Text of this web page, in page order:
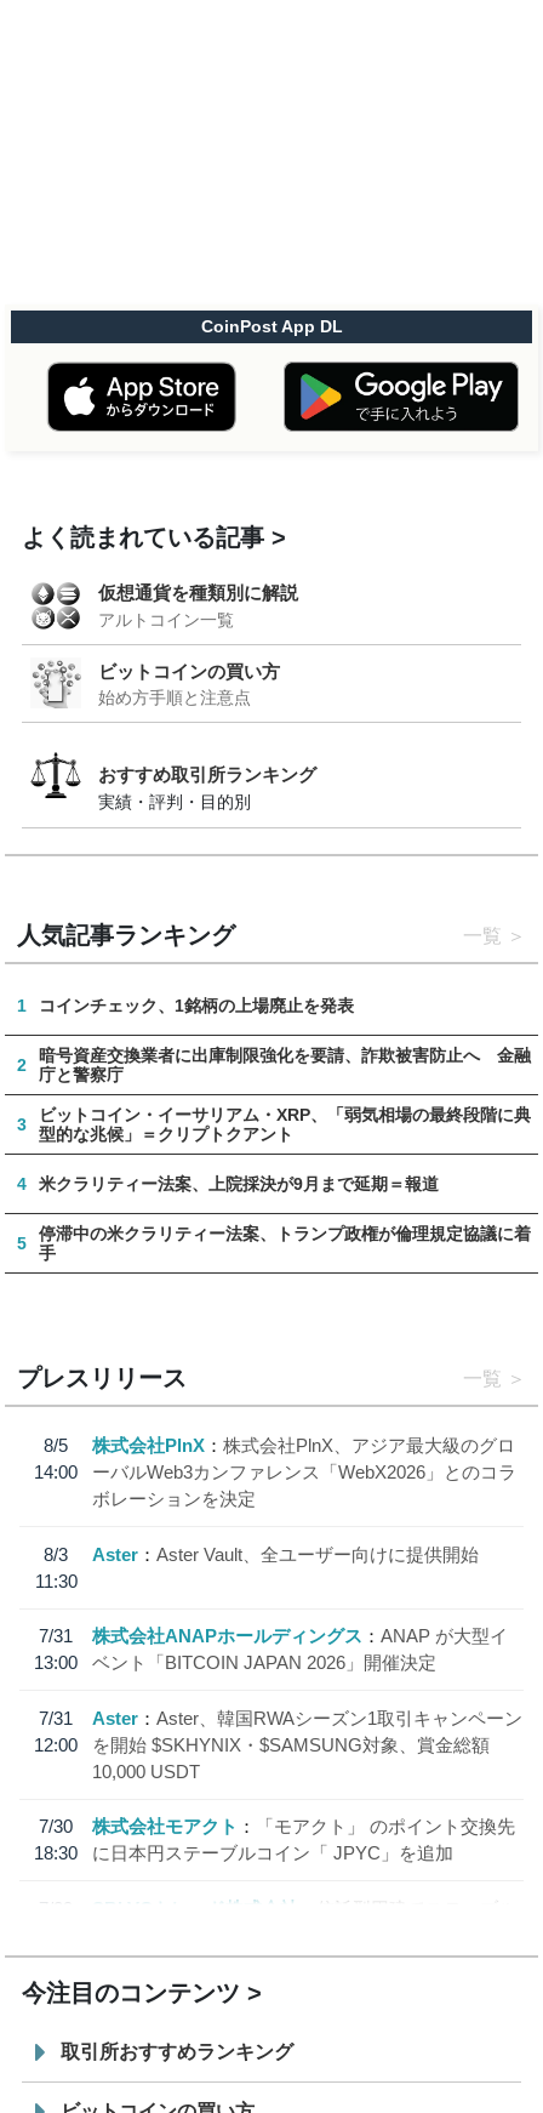
CoinPost App DL
よく読まれている記事
仮想通貨を種類別に解説
アルトコイン一覧
ビットコインの買い方
始め方手順と注意点
おすすめ取引所ランキング
実績・評判・目的別
人気記事ランキング 一覧
1 コインチェック、1銘柄の上場廃止を発表
2
暗号資産交換業者に出庫制限強化を要請、詐欺被害防止へ 金融
庁と警察庁
3
ビットコイン・イーサリアム・XRP、「弱気相場の最終段階に典
型的な兆候」＝クリプトクアント
4 米クラリティー法案、上院採決が9月まで延期＝報道
5
停滞中の米クラリティー法案、トランプ政権が倫理規定協議に着
手
プレスリリース 一覧
8/5
14:00
株式会社PlnX
株式会社PlnX、アジア最大級のグロ
ーバルWeb3カンファレンス「WebX2026」とのコラ
ボレーションを決定
8/3
11:30
Aster Aster Vault、全ユーザー向けに提供開始
7/31
13:00
株式会社ANAPホールディングス
ANAP が大型イ
ベント「BITCOIN JAPAN 2026」開催決定
7/31
12:00
Aster
Aster、韓国RWAシーズン1取引キャンペーン
を開始 $SKHYNIX・$SAMSUNG対象、賞金総額
10,000 USDT
7/30
18:30
株式会社モアクト
「モアクト」 のポイント交換先
に日本円ステーブルコイン「 JPYC」を追加
7/29
SBI VCトレード株式会社
信託型円建てステーブル
今注目のコンテンツ
取引所おすすめランキング